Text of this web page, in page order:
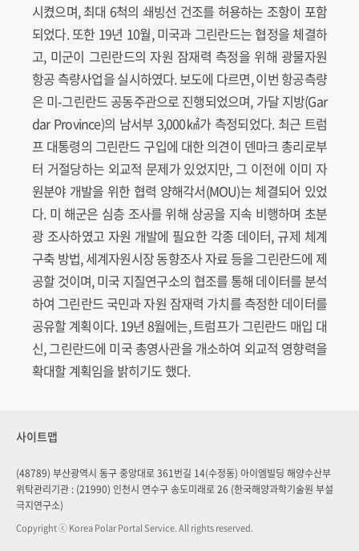
시켰으며, 최대 6척의 쇄빙선 건조를 허용하는 조항이 포함
되었다. 또한 19년 10월, 미국과 그린란드는 협정을 체결하
고, 미군이 그린란드의 자원 잠재력 측정을 위해 광물자원
항공 측량사업을 실시하였다. 보도에 다르면, 이번 항공측량
은 미-그린란드 공동주관으로 진행되었으며, 가달 지방(Gar
dar Province)의 남서부 3,000㎢가 측정되었다. 최근 트럼
프 대통령의 그린란드 구입에 대한 의견이 덴마크 총리로부
터 거절당하는 외교적 문제가 있었지만, 그 이전에 이미 자
원분야 개발을 위한 협력 양해각서(MOU)는 체결되어 있었
다. 미 해군은 심층 조사를 위해 상공을 지속 비행하며 초분
광 조사하였고 자원 개발에 필요한 각종 데이터, 규제 체계
구축 방법, 세계자원시장 동향조사 자료 등을 그린란드에 제
공할 것이며, 미국 지질연구소의 협조를 통해 데이터를 분석
하여 그린란드 국민과 자원 잠재력 가치를 측정한 데이터를
공유할 계획이다. 19년 8월에는, 트럼프가 그린란드 매입 대
신, 그린란드에 미국 총영사관을 개소하여 외교적 영향력을
확대할 계획임을 밝히기도 했다.
사이트맵
(48789) 부산광역시 동구 중앙대로 361번길 14(수정동) 아이엠빌딩 해양수산부
위탁관리기관 : (21990) 인천시 연수구 송도미래로 26 (한국해양과학기술원 부설
극지연구소)
Copyright ⓒ Korea Polar Portal Service. All rights reserved.